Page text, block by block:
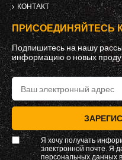
КОНТАКТ
ПРИСОЕДИНЯЙТЕСЬ
Подпишитесь на нашу
информацию о новых
Я хочу получать
электронной почте. Я
персональных данных